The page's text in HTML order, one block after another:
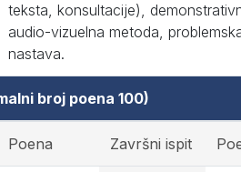
teksta, konsultacije),
audio-vizuelna metoda,
nastava.
broj poena 100)
Poena Završni ispit